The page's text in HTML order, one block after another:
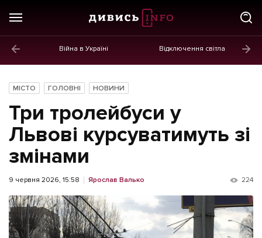
Війна в Україні Відключення світла
Новини
Політика
Економіка
Бізнес
Життя
Культура
Афіша
МІСТО ГОЛОВНІ НОВИНИ
Три тролейбуси у
Львові курсуватимуть зі
змінами
9 червня 2026, 15:58 Ярослав Валько 224